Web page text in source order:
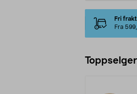
Fri frakt
Fra